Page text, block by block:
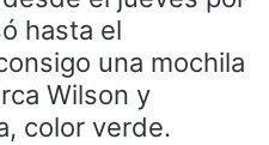
hasta el
una mochila
Wilson y
color verde.